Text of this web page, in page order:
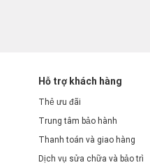
Hỗ trợ khách hàng
Thẻ ưu đãi
Trung tâm bảo hành
Thanh toán và giao hàng
Dịch vụ sửa chữa và bảo trì